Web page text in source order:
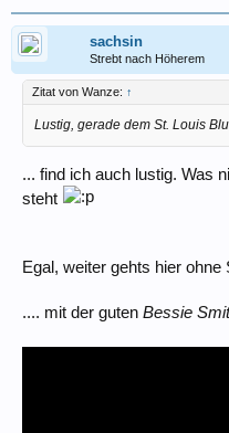
sachsin
Strebt nach Höherem
Zitat von Wanze: ↑
Lustig, gerade dem St. Louis
... find ich auch lustig. Was
steht
Egal, weiter gehts hier ohne
.... mit der guten Bessie